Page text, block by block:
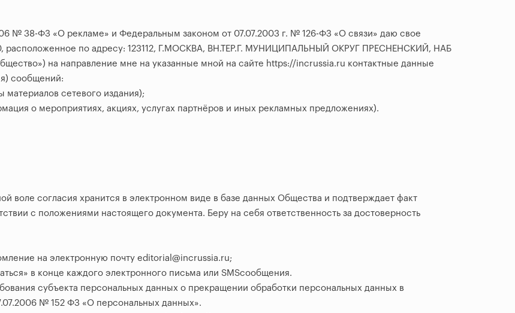
№ 38-ФЗ «О рекламе» и Федеральным законом от 07.07.2003 г. № 126-ФЗ «О связи» даю свое
расположенное по адресу: 123112, Г.МОСКВА, ВН.ТЕР.Г. МУНИЦИПАЛЬНЫЙ ОКРУГ ПРЕСНЕНСКИЙ, НАБ
на направление мне на указанные мной на сайте https://incrussia.ru контактные данные
сообщений:
сетевого издания);
о мероприятиях, акциях, услугах партнёров и иных рекламных предложениях).
воле согласия хранится в электронном виде в базе данных Общества и подтверждает факт
с положениями настоящего документа. Беру на себя ответственность за достоверность
на электронную почту editorial@incrussia.ru;
в конце каждого электронного письма или SMSсообщения.
субъекта персональных данных о прекращении обработки персональных данных в
№ 152 ФЗ «О персональных данных».